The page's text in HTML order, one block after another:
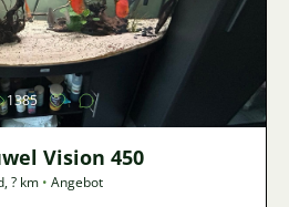
Bild
1385
Vision 450
,? km • Angebot